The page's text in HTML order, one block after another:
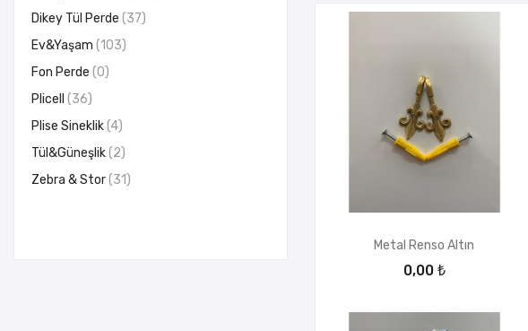
Dikey Tül Perde 37
Ev&Yaşam 103
Fon Perde 0
Plicell
36
Plise Sineklik 4
Tül&Güneşlik 2
Zebra & Stor 31
Metal Renso Altın
0,00 ₺